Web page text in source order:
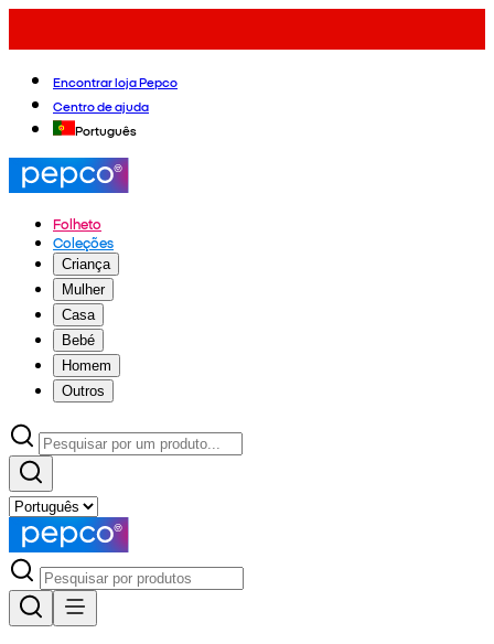
Encontrar loja Pepco
Centro de ajuda
Português
Folheto
Coleções
Criança
Mulher
Casa
Bebé
Homem
Outros